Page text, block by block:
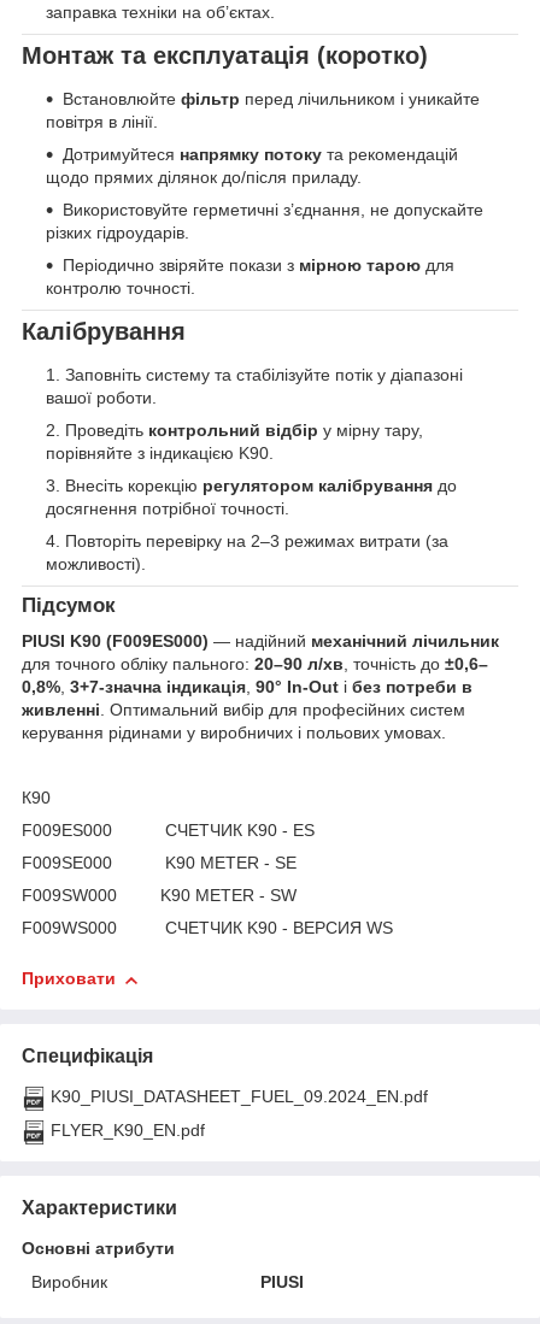
заправка техніки на об’єктах.
Монтаж та експлуатація (коротко)
Встановлюйте фільтр перед лічильником і уникайте
повітря в лінії.
Дотримуйтеся напрямку потоку та рекомендацій
щодо прямих ділянок до/після приладу.
Використовуйте герметичні з’єднання, не допускайте
різких гідроударів.
Періодично звіряйте покази з мірною тарою для
контролю точності.
Калібрування
Заповніть систему та стабілізуйте потік у діапазоні
вашої роботи.
Проведіть контрольний відбір у мірну тару,
порівняйте з індикацією K90.
Внесіть корекцію регулятором калібрування до
досягнення потрібної точності.
Повторіть перевірку на 2–3 режимах витрати (за
можливості).
Підсумок
PIUSI K90 (F009ES000) — надійний механічний лічильник
для точного обліку пального: 20–90 л/хв, точність до ±0,6–
0,8%, 3+7-значна індикація, 90° In-Out і без потреби в
живленні. Оптимальний вибір для професійних систем
керування рідинами у виробничих і польових умовах.
К90
F009ES000 СЧЕТЧИК K90 - ES
F009SE000 K90 METER - SE
F009SW000 K90 METER - SW
F009WS000 СЧЕТЧИК K90 - ВЕРСИЯ WS
Приховати
Специфікація
K90_PIUSI_DATASHEET_FUEL_09.2024_EN.pdf
FLYER_K90_EN.pdf
Характеристики
Основні атрибути
Виробник
PIUSI